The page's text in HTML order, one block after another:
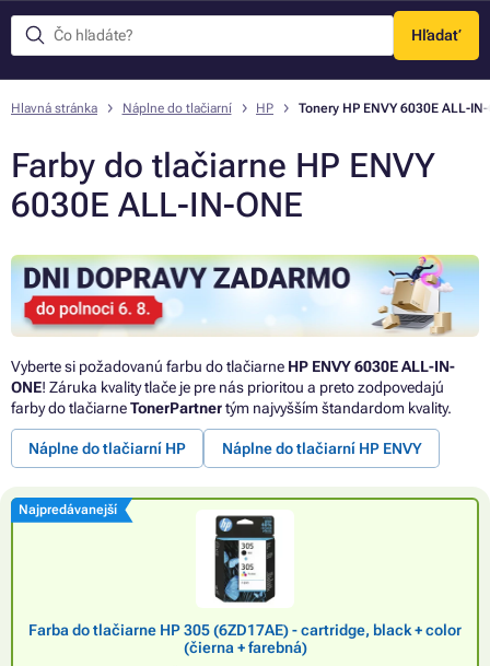
Hľadať
Menu
Hlavná stránka Náplne do tlačiarní HP Tonery HP ENVY 6030E ALL-IN-
Farby do tlačiarne HP ENVY
6030E ALL-IN-ONE
Vyberte si požadovanú farbu do tlačiarne HP ENVY 6030E ALL-IN-
ONE! Záruka kvality tlače je pre nás prioritou a preto zodpovedajú
farby do tlačiarneTonerPartnertým najvyšším štandardom kvality.
Náplne do tlačiarní HP Náplne do tlačiarní HP ENVY
Najpredávanejší
Farba do tlačiarne HP 305 (6ZD17AE) - cartridge, black + color
(čierna + farebná)